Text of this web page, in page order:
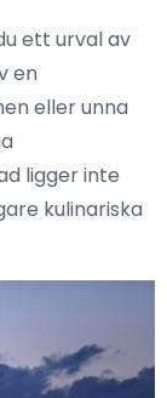
ett urval av
en
eller unna
ligger inte
kulinariska